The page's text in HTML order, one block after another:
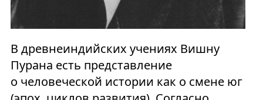
В древнеиндийских учениях Вишну
Пурана есть представление
о человеческой истории как о смене юг